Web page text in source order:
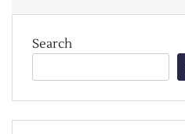
Search